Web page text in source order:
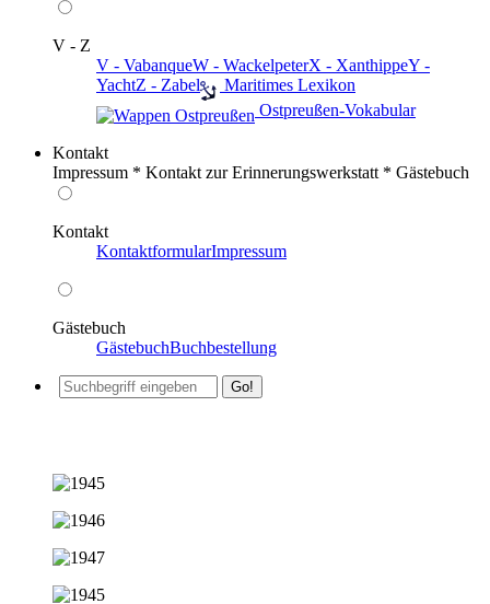
V - Z
V - VabanqueW - WackelpeterX - XanthippeY -
YachtZ - Zabel
️ Maritimes Lexikon
️ Ostpreußen-Vokabular
Kontakt
Impressum * Kontakt zur Erinnerungswerkstatt * Gästebuch
Kontakt
KontaktformularImpressum
Gästebuch
GästebuchBuchbestellung